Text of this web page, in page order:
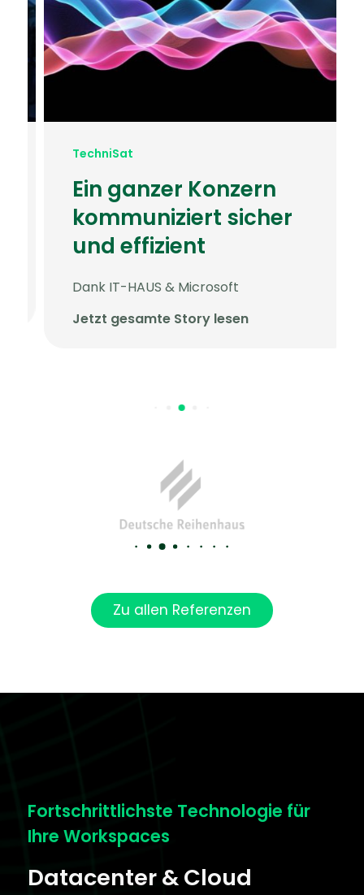
TechniSat
Ein ganzer Konzern
kommuniziert sicher
und effizient
Dank IT-HAUS & Microsoft
Jetzt gesamte Story lesen
Zu allen Referenzen
Fortschrittlichste Technologie für
Ihre Workspaces
Datacenter & Cloud